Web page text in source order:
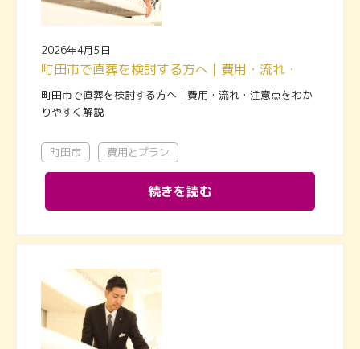
2026年4月5日
町田市で直葬を検討する方へ｜費用・流れ・注意点をわか
りやすく解説
町田市 費用とプラン
続きを読む